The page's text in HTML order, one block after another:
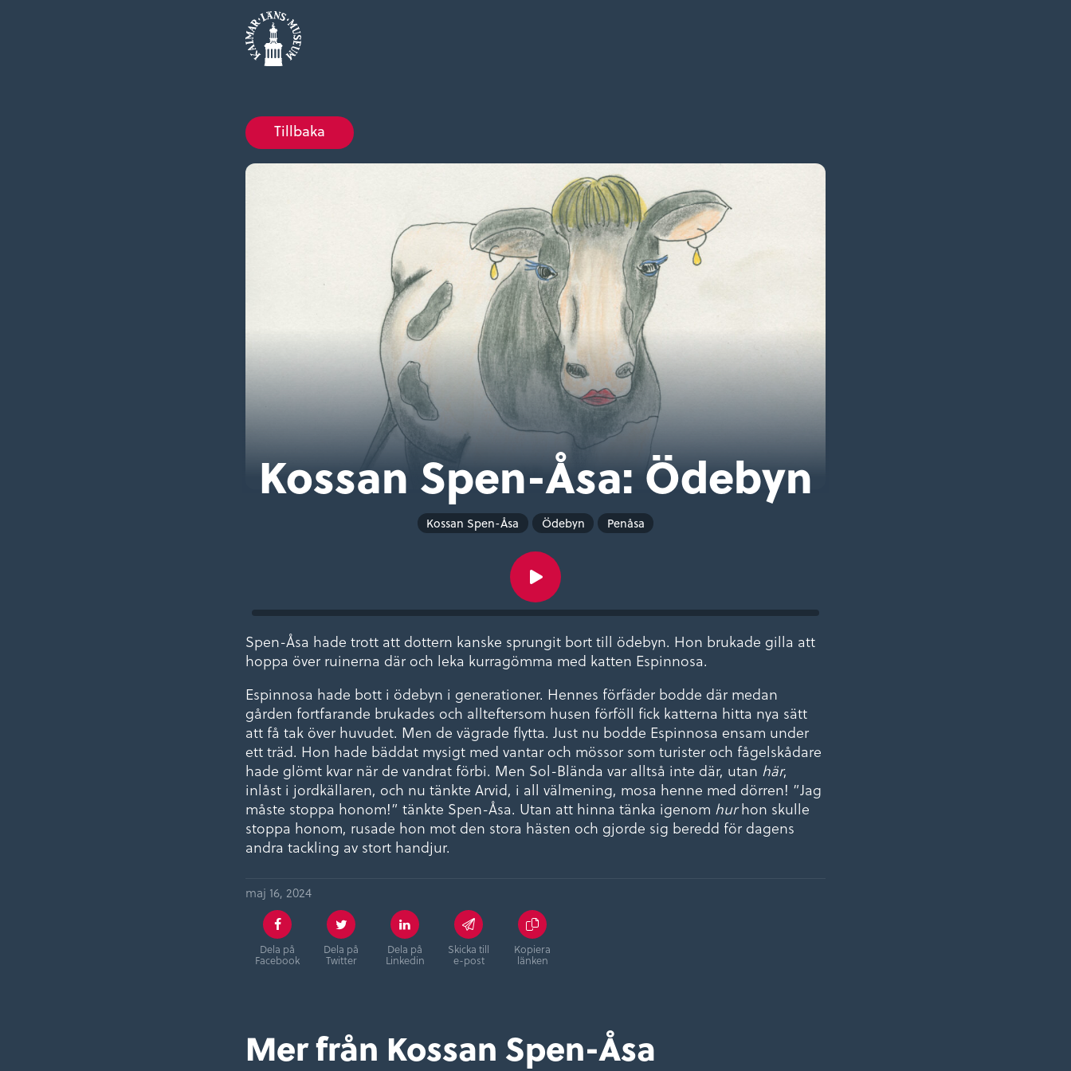
Tillbaka
Kossan Spen-Åsa: Ödebyn
Kossan Spen-Åsa Ödebyn Penåsa
Spen-Åsa hade trott att dottern kanske sprungit bort till ödebyn. Hon brukade gilla att
hoppa över ruinerna där och leka kurragömma med katten Espinnosa.
Espinnosa hade bott i ödebyn i generationer. Hennes förfäder bodde där medan
gården fortfarande brukades och allteftersom husen förföll fick katterna hitta nya sätt
att få tak över huvudet. Men de vägrade flytta. Just nu bodde Espinnosa ensam under
ett träd. Hon hade bäddat mysigt med vantar och mössor som turister och fågelskådare
hade glömt kvar när de vandrat förbi. Men Sol-Blända var alltså inte där, utan här,
inlåst i jordkällaren, och nu tänkte Arvid, i all välmening, mosa henne med dörren! ”Jag
måste stoppa honom!” tänkte Spen-Åsa. Utan att hinna tänka igenom hurhon skulle
stoppa honom, rusade hon mot den stora hästen och gjorde sig beredd för dagens
andra tackling av stort handjur.
maj 16, 2024
Dela på
Facebook
Dela på
Twitter
Dela på
Linkedin
Skicka till
e-post
Kopiera
länken
Mer från Kossan Spen-Åsa